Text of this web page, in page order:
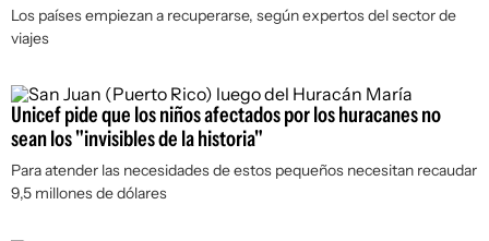
Los países empiezan a recuperarse, según expertos del sector de
viajes
Unicef pide que los niños afectados por los huracanes no
sean los "invisibles de la historia"
Para atender las necesidades de estos pequeños necesitan recaudar
9,5 millones de dólares